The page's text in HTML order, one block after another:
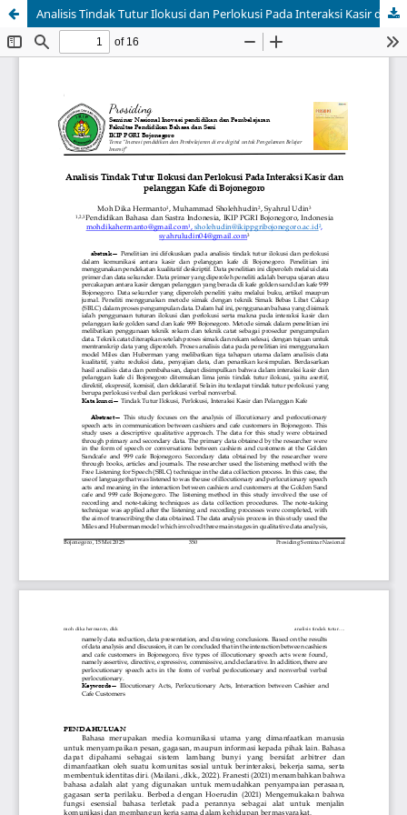
Analisis Tindak Tutur Ilokusi dan Perlokusi Pada Interaksi Kasir dan pelanggan Kafe di Bojonegoro